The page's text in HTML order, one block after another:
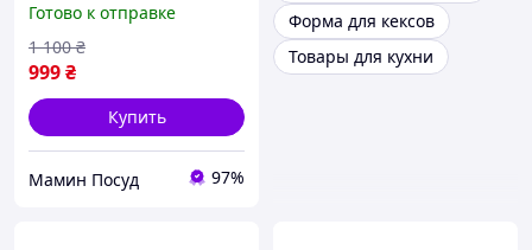
913S037/7643
Готово к отправке
999₴
1 100 ₴
Купить
Мамин Посуд 97%
Форма для кексов
Товары для кухни